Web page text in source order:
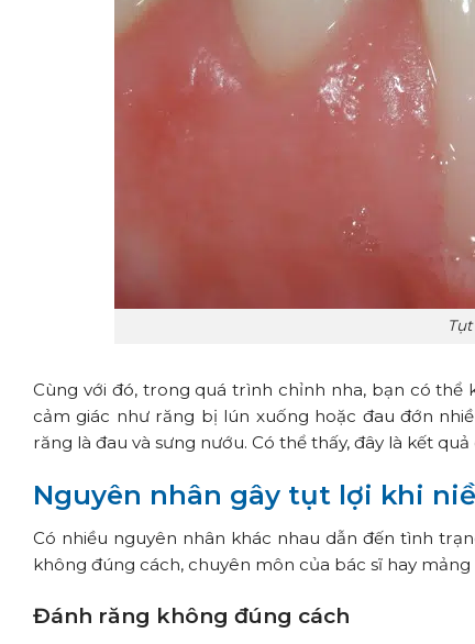
Cùng với đó, trong quá trình chỉnh nha, bạn có
cảm giác như răng bị lún xuống hoặc đau đớn
răng là đau và sưng nướu. Có thể thấy, đây là kết
Nguyên nhân gây tụt lợi khi
Có nhiều nguyên nhân khác nhau dẫn đến tình
không đúng cách, chuyên môn của bác sĩ hay
Đánh răng không đúng cách